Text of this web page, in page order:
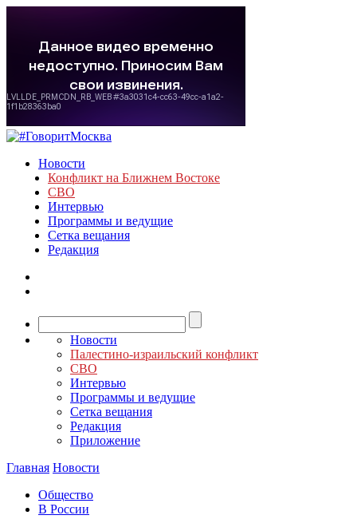
Новости
Конфликт на Ближнем Востоке
СВО
Интервью
Программы и ведущие
Сетка вещания
Редакция
Новости
Палестино-израильский конфликт
СВО
Интервью
Программы и ведущие
Сетка вещания
Редакция
Приложение
Главная Новости
Общество
В России